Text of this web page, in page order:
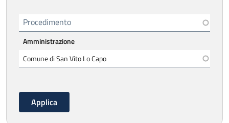
Procedimento
Amministrazione